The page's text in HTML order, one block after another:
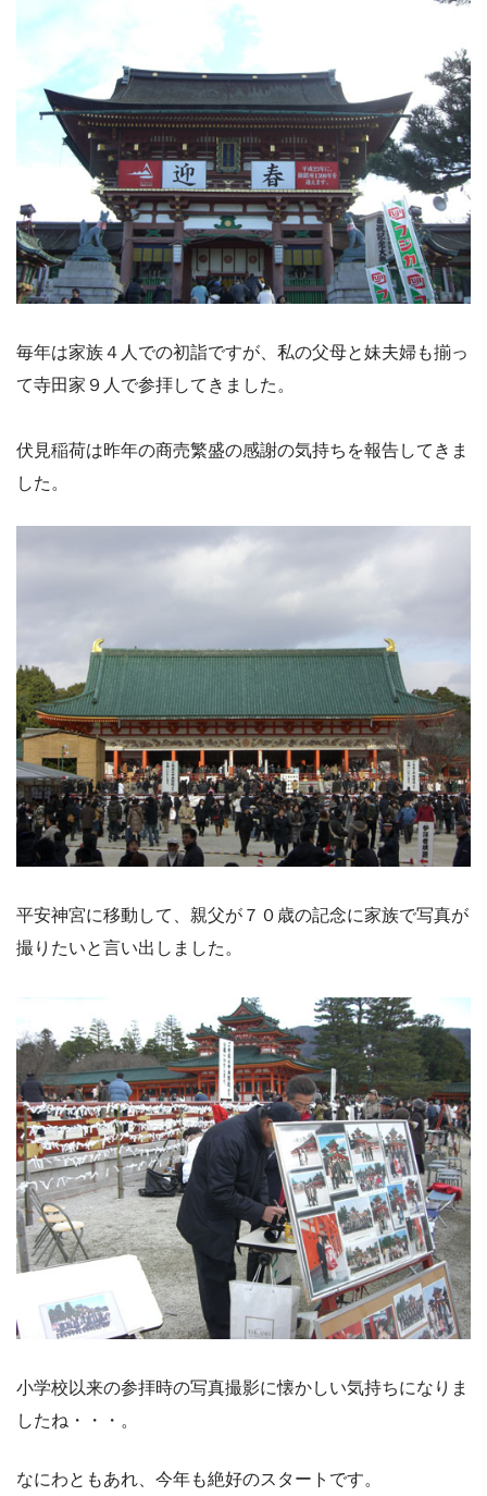
毎年は家族４人での初詣ですが、私の父母と妹夫婦も揃っ
て寺田家９人で参拝してきました。
伏見稲荷は昨年の商売繁盛の感謝の気持ちを報告してきま
した。
平安神宮に移動して、親父が７０歳の記念に家族で写真が
撮りたいと言い出しました。
小学校以来の参拝時の写真撮影に懐かしい気持ちになりま
したね・・・。
なにわともあれ、今年も絶好のスタートです。